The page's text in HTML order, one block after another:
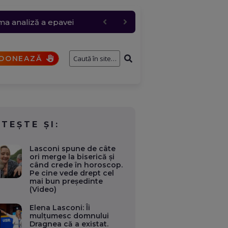
analiză a epavei
țiței din Kazahstan
rafale de peste 80
de patru ani, au
ȘI:
Lasconi spune de câte
ori merge la biserică și
când crede în horoscop.
Pe cine vede drept cel
mai bun președinte
(Video)
Elena Lasconi: Îi
mulțumesc domnului
Dragnea că a existat.